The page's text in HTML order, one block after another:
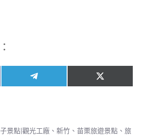
Share
on
e
a
Share
on
X
(
t
景點|觀光工廠 、新竹、苗栗旅遊景點 、旅